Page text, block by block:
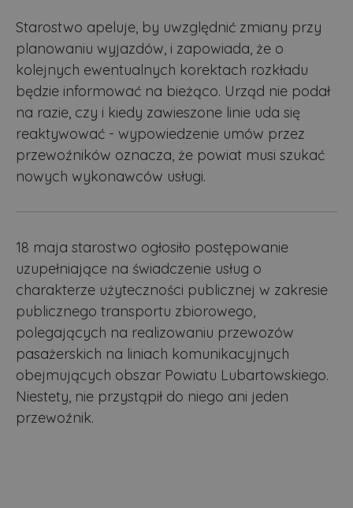
Starostwo apeluje, by uwzględnić zmiany przy
planowaniu wyjazdów, i zapowiada, że o
kolejnych ewentualnych korektach rozkładu
będzie informować na bieżąco. Urząd nie podał
na razie, czy i kiedy zawieszone linie uda się
reaktywować - wypowiedzenie umów przez
przewoźników oznacza, że powiat musi szukać
nowych wykonawców usługi.
18 maja starostwo ogłosiło postępowanie
uzupełniające na świadczenie usług o
charakterze użyteczności publicznej w zakresie
publicznego transportu zbiorowego,
polegających na realizowaniu przewozów
pasażerskich na liniach komunikacyjnych
obejmujących obszar Powiatu Lubartowskiego.
Niestety, nie przystąpił do niego ani jeden
przewoźnik.